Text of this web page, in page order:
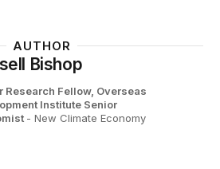
AUTHOR
Bishop
Research Fellow, Overseas
Institute Senior
- New Climate Economy